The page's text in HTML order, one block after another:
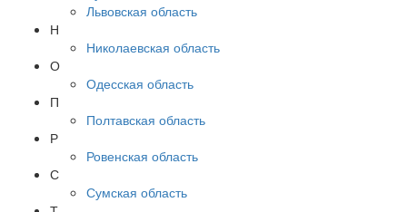
Львовская область
Н
Николаевская область
О
Одесская область
П
Полтавская область
Р
Ровенская область
С
Сумская область